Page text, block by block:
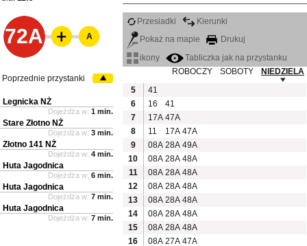
72A
Przesiadki
Kierunki
Pokaż na mapie
Drukuj
ikony
Tabliczka jak na przystanku
ROBOCZY
SOBOTY
NIEDZIELA
5
41
6
16
41
7
17A 47A
8
11 17A 47A
9
08A 28A 49A
10
08A 28A 48A
11
08A 28A 48A
12
08A 28A 48A
13
08A 28A 48A
14
08A 28A 48A
15
08A 28A 48A
16
08A 27A 47A
A
Poprzednie przystanki
Legnicka NŻ
Dojeżdża w: 1 min.
Stare Złotno NŻ
Dojeżdża w: 3 min.
Złotno 141 NŻ
Dojeżdża w: 4 min.
Huta Jagodnica
Dojeżdża w: 6 min.
Huta Jagodnica
Dojeżdża w: 7 min.
Huta Jagodnica
Dojeżdża w: 7 min.